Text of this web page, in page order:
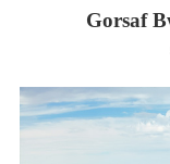
Gorsaf